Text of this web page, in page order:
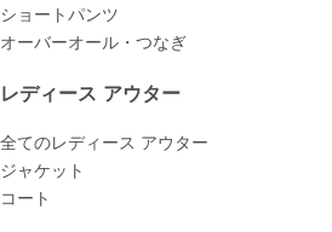
ショートパンツ
オーバーオール・つなぎ
レディース アウター
全てのレディース アウター
ジャケット
コート